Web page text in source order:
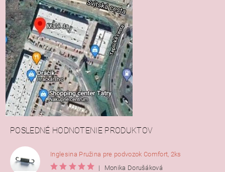
POSLEDNÉ HODNOTENIE PRODUKTOV
Inglesina Pružina pre podvozok Comfort, 2ks
|
Monika Dorušáková